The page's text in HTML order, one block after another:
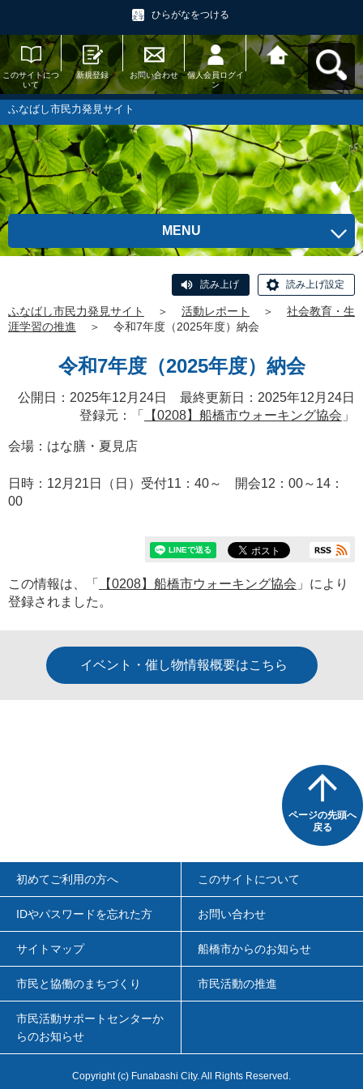
ひらがなをつける
このサイトにつ
いて
新規登録 お問い合わせ
個人会員ログイ
ン
ふなばし市民力
発見サイトへ戻
る
ふなばし市民力発見サイト
MENU
読み上げ 読み上げ設定
ふなばし市民力発見サイト ＞ 活動レポート ＞
社会教育・生
涯学習の推進
＞ 令和7年度（2025年度）納会
令和7年度（2025年度）納会
公開日：2025年12月24日 最終更新日：2025年12月24日
登録元：「
【0208】船橋市ウォーキング協会 」
会場：はな膳・夏見店
日時：12月21日（日）受付11：40～ 開会12：00～14：
00
この情報は、「 【0208】船橋市ウォーキング協会 」により
登録されました。
イベント・催し物情報概要はこちら
ページの先頭へ
戻る
初めてご利用の方へ このサイトについて
IDやパスワードを忘れた方 お問い合わせ
サイトマップ 船橋市からのお知らせ
市民と協働のまちづくり 市民活動の推進
市民活動サポートセンターか
らのお知らせ
Copyright(c) Funabashi City. All Rights Reserved.